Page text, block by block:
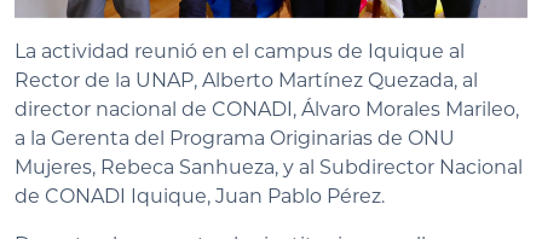
La actividad reunió en el campus de Iquique al
Rector de la UNAP, Alberto Martínez Quezada, al
director nacional de CONADI, Álvaro Morales Marileo,
a la Gerenta del Programa Originarias de ONU
Mujeres, Rebeca Sanhueza, y al Subdirector Nacional
de CONADI Iquique, Juan Pablo Pérez.